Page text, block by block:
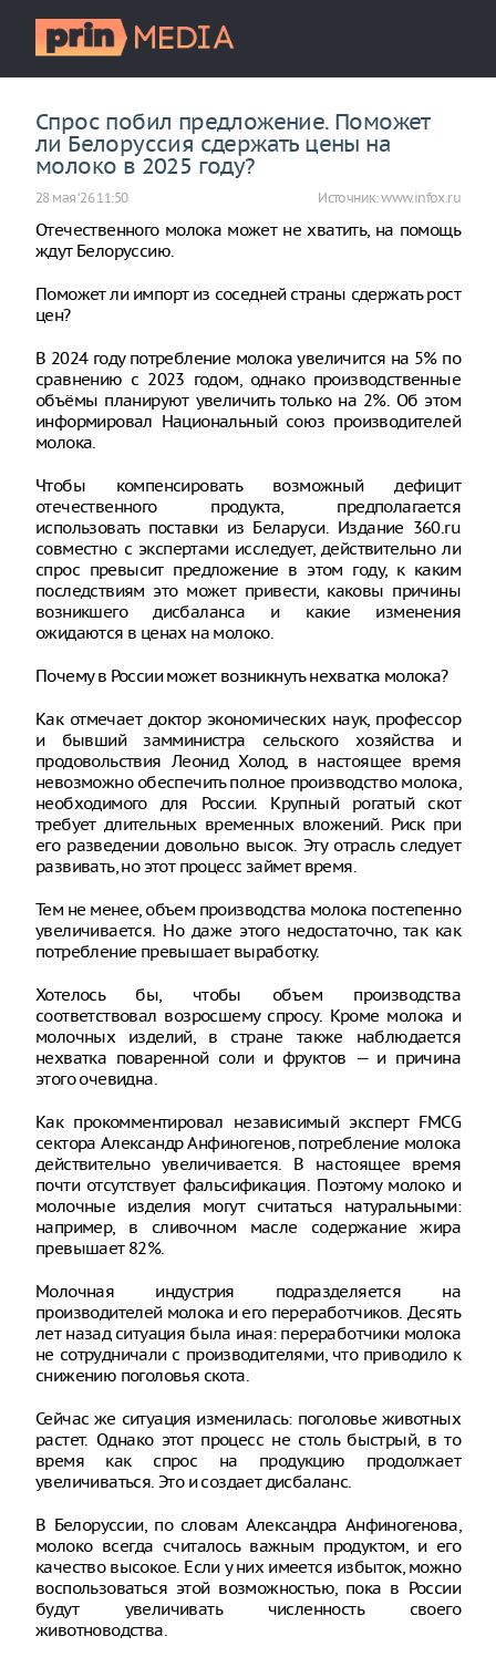
Спрос побил предложение. Поможет
ли Белоруссия сдержать цены на
молоко в 2025 году?
28 мая ‘26 11:50 Источник:www.infox.ru
Отечественного молока может не хватить, на помощь
ждут Белоруссию.
Поможет ли импорт из соседней страны сдержать рост
цен?
В 2024 году потребление молока увеличится на 5% по
сравнению с 2023 годом, однако производственные
объёмы планируют увеличить только на 2%. Об этом
информировал Национальный союз производителей
молока.
Чтобы компенсировать возможный дефицит
отечественного продукта, предполагается
использовать поставки из Беларуси. Издание 360.ru
совместно с экспертами исследует, действительно ли
спрос превысит предложение в этом году, к каким
последствиям это может привести, каковы причины
возникшего дисбаланса и какие изменения
ожидаются в ценах на молоко.
Почему в России может возникнуть нехватка молока?
Как отмечает доктор экономических наук, профессор
и бывший замминистра сельского хозяйства и
продовольствия Леонид Холод, в настоящее время
невозможно обеспечить полное производство молока,
необходимого для России. Крупный рогатый скот
требует длительных временных вложений. Риск при
его разведении довольно высок. Эту отрасль следует
развивать, но этот процесс займет время.
Тем не менее, объем производства молока постепенно
увеличивается. Но даже этого недостаточно, так как
потребление превышает выработку.
Хотелось бы, чтобы объем производства
соответствовал возросшему спросу. Кроме молока и
молочных изделий, в стране также наблюдается
нехватка поваренной соли и фруктов — и причина
этого очевидна.
Как прокомментировал независимый эксперт FMCG
сектора Александр Анфиногенов, потребление молока
действительно увеличивается. В настоящее время
почти отсутствует фальсификация. Поэтому молоко и
молочные изделия могут считаться натуральными:
например, в сливочном масле содержание жира
превышает 82%.
Молочная индустрия подразделяется на
производителей молока и его переработчиков. Десять
лет назад ситуация была иная: переработчики молока
не сотрудничали с производителями, что приводило к
снижению поголовья скота.
Сейчас же ситуация изменилась: поголовье животных
растет. Однако этот процесс не столь быстрый, в то
время как спрос на продукцию продолжает
увеличиваться. Это и создает дисбаланс.
В Белоруссии, по словам Александра Анфиногенова,
молоко всегда считалось важным продуктом, и его
качество высокое. Если у них имеется избыток, можно
воспользоваться этой возможностью, пока в России
будут увеличивать численность своего
животноводства.